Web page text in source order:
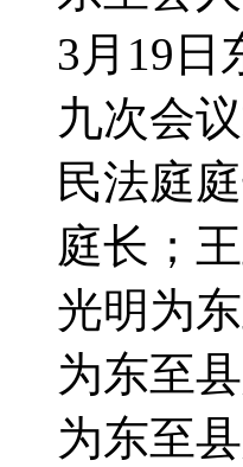
3月19日
九次会
民法庭
庭长；
光明为
为东至
为东至